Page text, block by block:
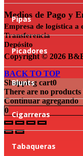
Pipas
Picadores
Blunts
Cigarreras
Tabaqueras
Medios de Pago y
Empresa de logística a
Transferencia
Depósito
Copyright © 2026
BACK TO TOP
Shopping cart0
There are no
Continuar agregando
0